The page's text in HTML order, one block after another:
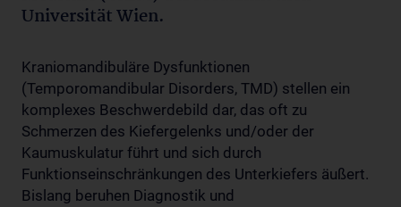
Universität Wien.
Kraniomandibuläre Dysfunktionen
(Temporomandibular Disorders, TMD) stellen ein
komplexes Beschwerdebild dar, das oft zu
Schmerzen des Kiefergelenks und/oder der
Kaumuskulatur führt und sich durch
Funktionseinschränkungen des Unterkiefers äußert.
Bislang beruhen Diagnostik und